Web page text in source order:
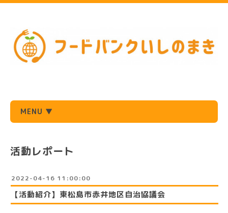
MENU ▼
活動レポート
2022-04-16 11:00:00
【活動紹介】東松島市赤井地区自治協議会